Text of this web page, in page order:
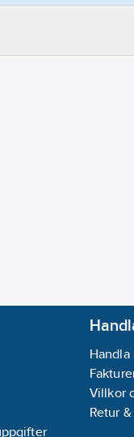
Handla
Villkor
Retur